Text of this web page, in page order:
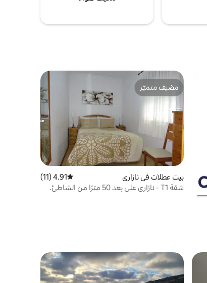
مضيف متميّز
مضيف متميّز
بيت عطلات في نازاري متوسط التقييم 4.91 من 5، 11 مراجعات
4.91 (11)
شقة T1 - نازاري على بعد 50 مترًا من الشاطئ.